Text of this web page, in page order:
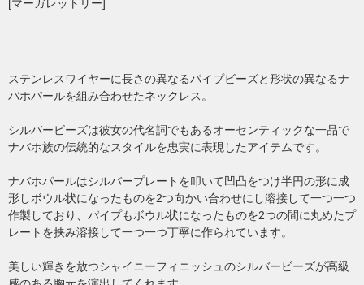
[マーガレットリー]
ステンレスワイヤーに長さの異なるパイプビーズと形状の異なるナ
バホパールを組み合わせたネックレス。
シルバービーズは彼女の代名詞でもあるオーセンティックな一品で
ナバホ族の伝統的なスタイルを忠実に表現したアイテムです。
ナバホパールはシルバープレートを叩いて凹凸をつけ半円の形に成
形しボウル状になったものを2つ向かい合わせにし溶接して一つ一つ
作製しており、パイプもボウル状になったものを2つの間に丸めたプ
レートを挟み溶接して一つ一つ丁寧に作られています。
美しい輝きを放つシャイニーフィニッシュのシルバービーズが高級